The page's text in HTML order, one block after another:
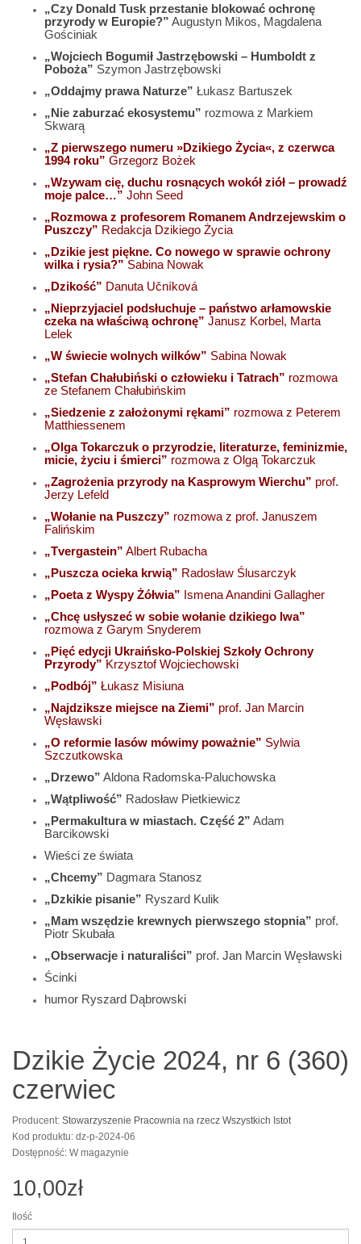
„Czy Donald Tusk przestanie blokować ochronę
przyrody w Europie?” Augustyn Mikos, Magdalena
Gościniak
„Wojciech Bogumił Jastrzębowski – Humboldt z
Poboża” Szymon Jastrzębowski
„Oddajmy prawa Naturze” Łukasz Bartuszek
„Nie zaburzać ekosystemu” rozmowa z Markiem
Skwarą
„Z pierwszego numeru »Dzikiego Życia«, z czerwca
1994 roku” Grzegorz Bożek
„Wzywam cię, duchu rosnących wokół ziół – prowadź
moje palce…” John Seed
„Rozmowa z profesorem Romanem Andrzejewskim o
Puszczy” Redakcja Dzikiego Życia
„Dzikie jest piękne. Co nowego w sprawie ochrony
wilka i rysia?” Sabina Nowak
„Dzikość” Danuta Učníková
„Nieprzyjaciel podsłuchuje – państwo arłamowskie
czeka na właściwą ochronę” Janusz Korbel, Marta
Lelek
„W świecie wolnych wilków” Sabina Nowak
„Stefan Chałubiński o człowieku i Tatrach” rozmowa
ze Stefanem Chałubińskim
„Siedzenie z założonymi rękami” rozmowa z Peterem
Matthiessenem
„Olga Tokarczuk o przyrodzie, literaturze, feminizmie,
micie, życiu i śmierci” rozmowa z Olgą Tokarczuk
„Zagrożenia przyrody na Kasprowym Wierchu” prof.
Jerzy Lefeld
„Wołanie na Puszczy” rozmowa z prof. Januszem
Falińskim
„Tvergastein” Albert Rubacha
„Puszcza ocieka krwią” Radosław Ślusarczyk
„Poeta z Wyspy Żółwia” Ismena Anandini Gallagher
„Chcę usłyszeć w sobie wołanie dzikiego lwa”
rozmowa z Garym Snyderem
„Pięć edycji Ukraińsko-Polskiej Szkoły Ochrony
Przyrody” Krzysztof Wojciechowski
„Podbój” Łukasz Misiuna
„Najdziksze miejsce na Ziemi” prof. Jan Marcin
Węsławski
„O reformie lasów mówimy poważnie” Sylwia
Szczutkowska
„Drzewo” Aldona Radomska-Paluchowska
„Wątpliwość” Radosław Pietkiewicz
„Permakultura w miastach. Część 2” Adam
Barcikowski
Wieści ze świata
„Chcemy” Dagmara Stanosz
„Dzkikie pisanie” Ryszard Kulik
„Mam wszędzie krewnych pierwszego stopnia” prof.
Piotr Skubała
„Obserwacje i naturaliści” prof. Jan Marcin Węsławski
Ścinki
humor Ryszard Dąbrowski
Dzikie Życie 2024, nr 6 (360)
czerwiec
Producent: Stowarzyszenie Pracownia na rzecz Wszystkich Istot
Kod produktu: dz-p-2024-06
Dostępność: W magazynie
10,00zł
Ilość